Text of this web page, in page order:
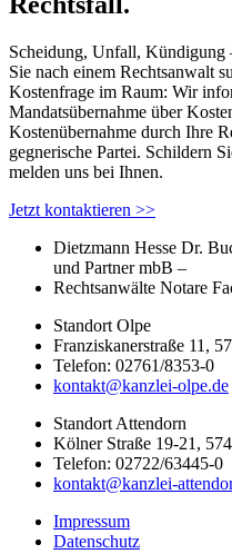
Scheidung, Unfall, Kündigung
Sie nach einem Rechtsanwalt
Kostenfrage im Raum: Wir
Mandatsübernahme über
Kostenübernahme durch Ihre
gegnerische Partei. Schildern
melden uns bei Ihnen.
Jetzt kontaktieren >>
Dietzmann Hesse Dr.
und Partner mbB –
Rechtsanwälte Notare
Standort Olpe
Franziskanerstraße 11,
Telefon: 02761/8353-0
kontakt@kanzlei-olpe.de
Standort Attendorn
Kölner Straße 19-21,
Telefon: 02722/63445-0
kontakt@kanzlei-
Impressum
Datenschutz